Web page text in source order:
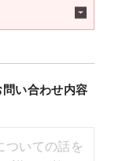
い合わせ内容